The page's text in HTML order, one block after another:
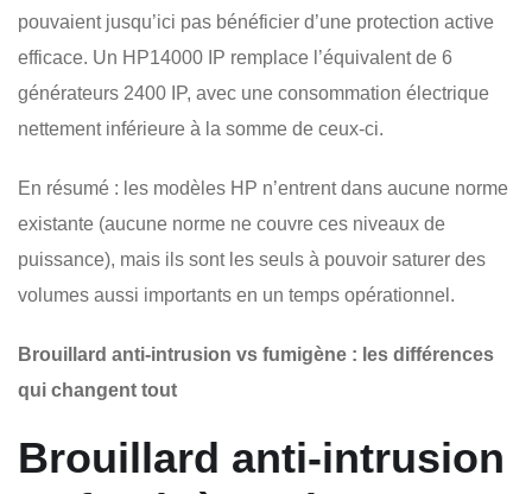
pouvaient jusqu’ici pas bénéficier d’une protection active
efficace. Un HP14000 IP remplace l’équivalent de 6
générateurs 2400 IP, avec une consommation électrique
nettement inférieure à la somme de ceux-ci.
En résumé : les modèles HP n’entrent dans aucune norme
existante (aucune norme ne couvre ces niveaux de
puissance), mais ils sont les seuls à pouvoir saturer des
volumes aussi importants en un temps opérationnel.
Brouillard anti-intrusion vs fumigène : les différences
qui changent tout
Brouillard anti-intrusion